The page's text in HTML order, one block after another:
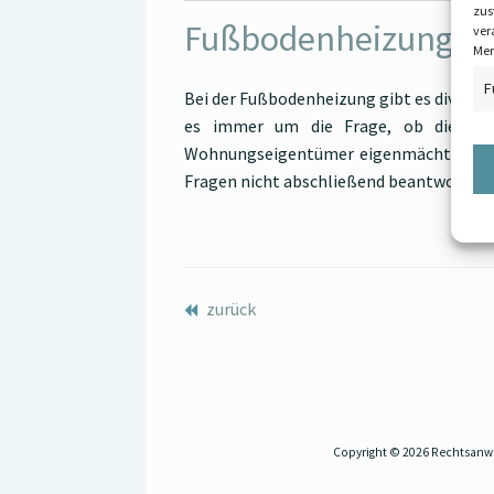
Fußbodenheizung
Bei der Fußbodenheizung gibt es
es immer um die Frage, ob die
Wohnungseigentümer eigenmächtig
Fragen nicht abschließend beantwortet…
zurück
Copyright © 2026